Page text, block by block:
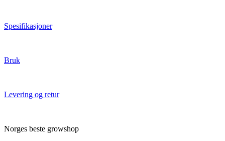
Spesifikasjoner
Bruk
Levering og retur
Norges beste growshop